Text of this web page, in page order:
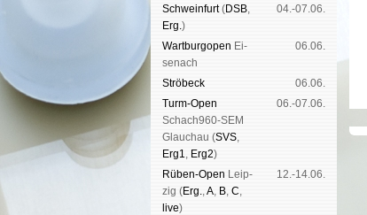
Schwein­furt(DSB,
Erg.)
04.-07.06.
Wart­burg­open Ei­
se­nach
06.06.
Strö­beck
06.06.
Turm-Open
Schach960-SEM
Glau­chau (SVS,
Erg1, Erg2)
06.-07.06.
Rüben-Open Leip­
zig (Erg.,A, B, C,
live)
12.-14.06.